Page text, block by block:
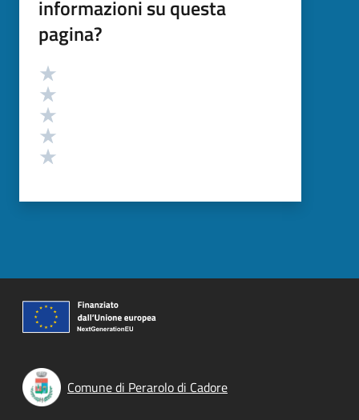
informazioni su questa
pagina?
Valutazione
Comune di Perarolo di Cadore